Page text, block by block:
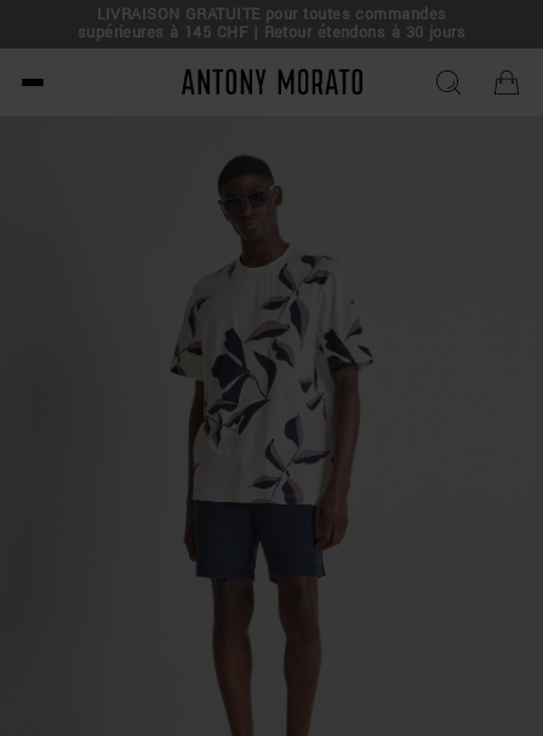
LIVRAISON GRATUITE pour toutes commandes
supérieures à 145 CHF | Retour étendons à 30 jours
Antony Morato - Official